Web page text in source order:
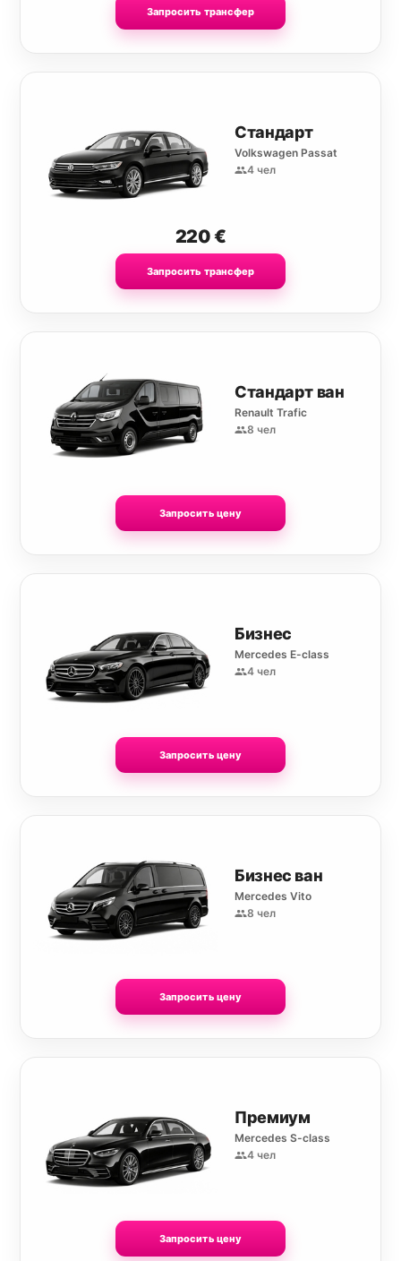
Запросить трансфер
Стандарт
Volkswagen Passat
4 чел
220€
Запросить трансфер
Стандарт ван
Renault Trafic
8 чел
Запросить цену
Бизнес
Mercedes E-class
4 чел
Запросить цену
Бизнес ван
Mercedes Vito
8 чел
Запросить цену
Премиум
Mercedes S-class
4 чел
Запросить цену